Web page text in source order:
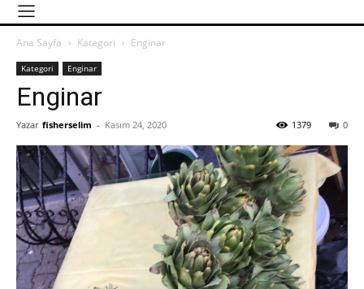
Ana Sayfa Kategori Enginar
Kategori Enginar
Enginar
Yazar fisherselim - Kasım 24, 2020 0
1379